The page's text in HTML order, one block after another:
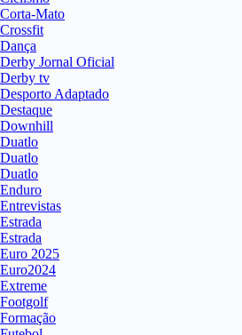
Corta-Mato
Crossfit
Dança
Derby Jornal Oficial
Derby tv
Desporto Adaptado
Destaque
Downhill
Duatlo
Duatlo
Duatlo
Enduro
Entrevistas
Estrada
Estrada
Euro 2025
Euro2024
Extreme
Footgolf
Formação